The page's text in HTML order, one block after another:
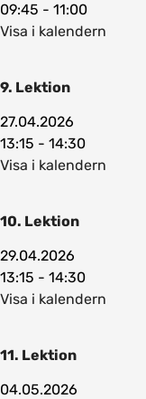
09:45 - 11:00
Visa i kalendern
9. Lektion
27.04.2026
13:15 - 14:30
Visa i kalendern
10. Lektion
29.04.2026
13:15 - 14:30
Visa i kalendern
11. Lektion
04.05.2026